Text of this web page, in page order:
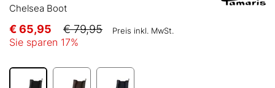
Chelsea Boot
€ 65,95 € 79,95 Preis inkl. MwSt.
Sie sparen 17%